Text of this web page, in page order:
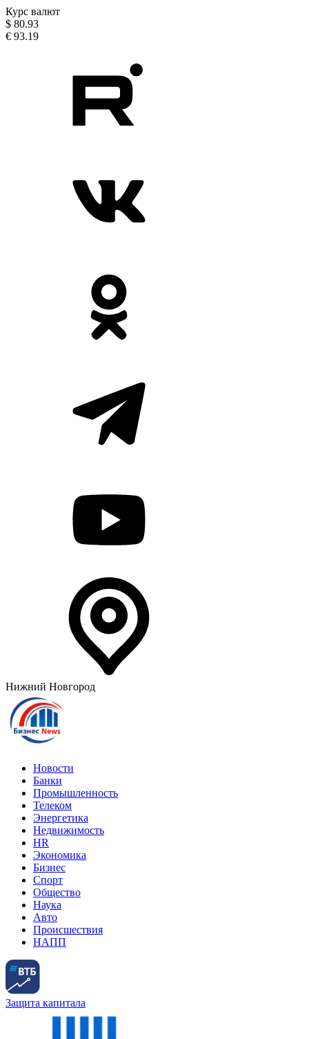
Курс валют
$ 80.93
€ 93.19
Нижний Новгород
Новости
Банки
Промышленность
Телеком
Энергетика
Недвижимость
HR
Экономика
Бизнес
Спорт
Общество
Наука
Авто
Происшествия
НАПП
Защита капитала